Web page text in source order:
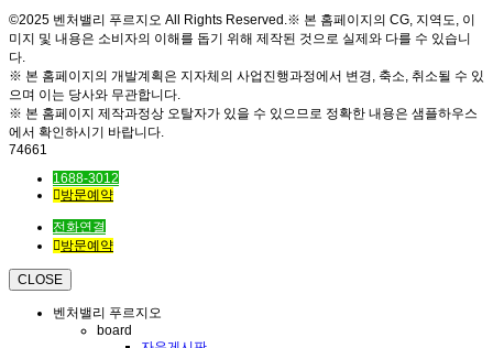
©2025 벤처밸리 푸르지오 All Rights Reserved.※ 본 홈페이지의 CG, 지역도, 이
미지 및 내용은 소비자의 이해를 돕기 위해 제작된 것으로 실제와 다를 수 있습니
다.
※ 본 홈페이지의 개발계획은 지자체의 사업진행과정에서 변경, 축소, 취소될 수 있
으며 이는 당사와 무관합니다.
※ 본 홈페이지 제작과정상 오탈자가 있을 수 있으므로 정확한 내용은 샘플하우스
에서 확인하시기 바랍니다.
74661
1688-3012
방문예약
전화연결
방문예약
CLOSE
벤처밸리 푸르지오
board